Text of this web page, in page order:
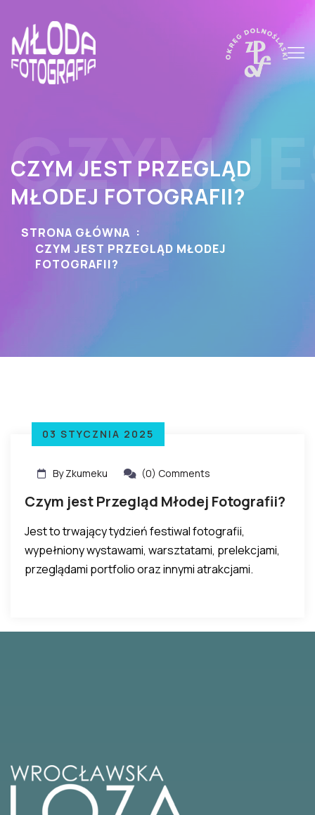
CZYM
CZYM JEST PRZEGLĄD
MŁODEJ FOTOGRAFII?
STRONA GŁÓWNA
CZYM JEST PRZEGLĄD MŁODEJ
FOTOGRAFII?
03 STYCZNIA 2025
By Zkumeku (0) Comments
Czym jest Przegląd Młodej Fotografii?
Jest to trwający tydzień festiwal fotografii,
wypełniony wystawami, warsztatami, prelekcjami,
przeglądami portfolio oraz innymi atrakcjami.